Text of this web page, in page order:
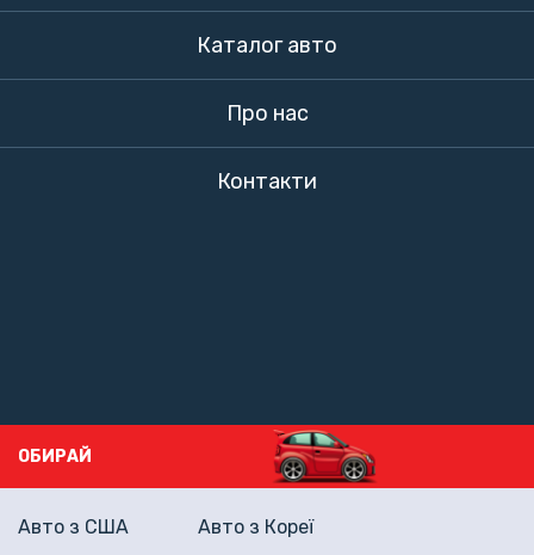
Каталог авто
Про нас
Контакти
ОБИРАЙ
Авто з США
Авто з Кореї